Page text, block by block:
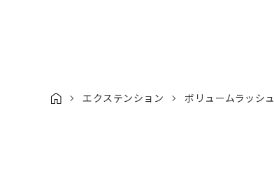
エクステンション ボリュームラッシュ